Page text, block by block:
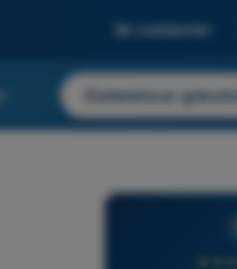
Se connecter
Commencer